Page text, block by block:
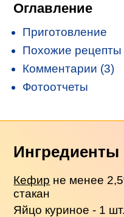
Оглавление
Приготовление
Похожие рецепты
Комментарии (3)
Фотоотчеты
Ингредиенты
Кефир не менее
стакан
Яйцо куриное - 1 шт.